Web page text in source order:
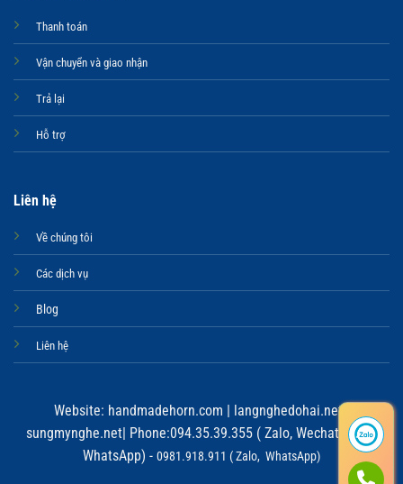
Thanh toán
Vận chuyển và giao nhận
Trả lại
Hỗ trợ
Liên hệ
Về chúng tôi
Các dịch vụ
Blog
Liên hệ
Website: handmadehorn.com langnghedohai.net
sungmynghe.net| Phone:094.35.39.355 ( Zalo, Wechat, Viber,
WhatsApp) - 0981.918.911 ( Zalo, WhatsApp)